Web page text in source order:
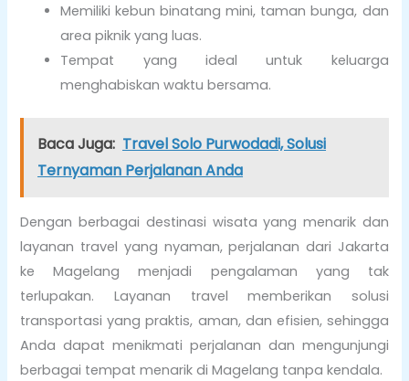
Memiliki kebun binatang mini, taman bunga, dan
area piknik yang luas.
Tempat yang ideal untuk keluarga
menghabiskan waktu bersama.
Baca Juga: Travel Solo Purwodadi, Solusi
Ternyaman Perjalanan Anda
Dengan berbagai destinasi wisata yang menarik dan
layanan travel yang nyaman, perjalanan dari Jakarta
ke Magelang menjadi pengalaman yang tak
terlupakan. Layanan travel memberikan solusi
transportasi yang praktis, aman, dan efisien, sehingga
Anda dapat menikmati perjalanan dan mengunjungi
berbagai tempat menarik di Magelang tanpa kendala.